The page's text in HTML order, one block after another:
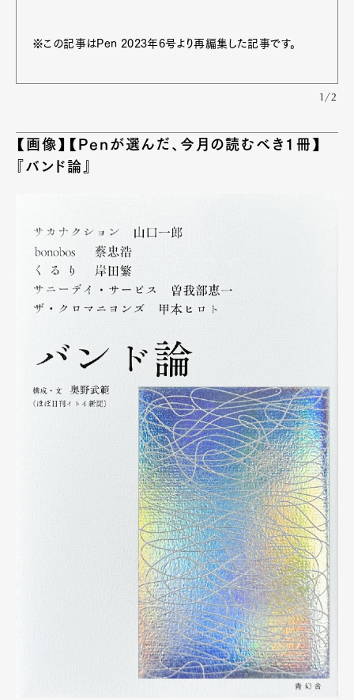
※この記事はPen 2023年6号より再編集した記事です。
1/2
【画像】【Penが選んだ、今月の読むべき1冊】
『バンド論』